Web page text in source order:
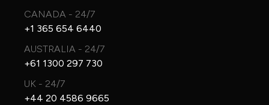
CANADA - 24/7
+1 365 654 6440
AUSTRALIA - 24/7
+61 1300 297 730
UK - 24/7
+44 20 4586 9665